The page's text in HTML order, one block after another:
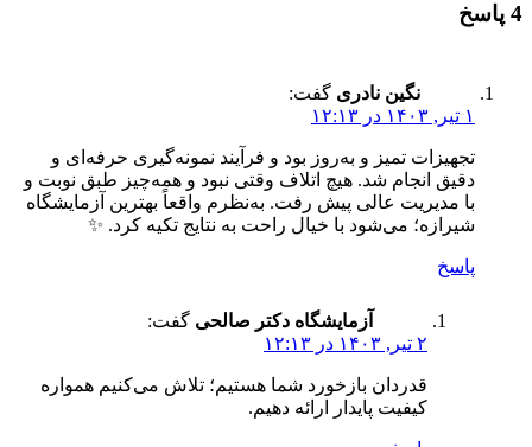
4 پاسخ
نگین نادری گفت:
۱ تیر, ۱۴۰۳ در ۱۲:۱۳
تجهیزات تمیز و به‌روز بود و فرآیند نمونه‌گیری حرفه‌ای و
دقیق انجام شد. هیچ اتلاف وقتی نبود و همه‌چیز طبق نوبت و
با مدیریت عالی پیش رفت. به‌نظرم واقعاً بهترین آزمایشگاه
شیرازه؛ می‌شود با خیال راحت به نتایج تکیه کرد. ✨
پاسخ
آزمایشگاه دکتر صالحی گفت:
۲ تیر, ۱۴۰۳ در ۱۲:۱۳
قدردان بازخورد شما هستیم؛ تلاش می‌کنیم همواره
کیفیت پایدار ارائه دهیم.